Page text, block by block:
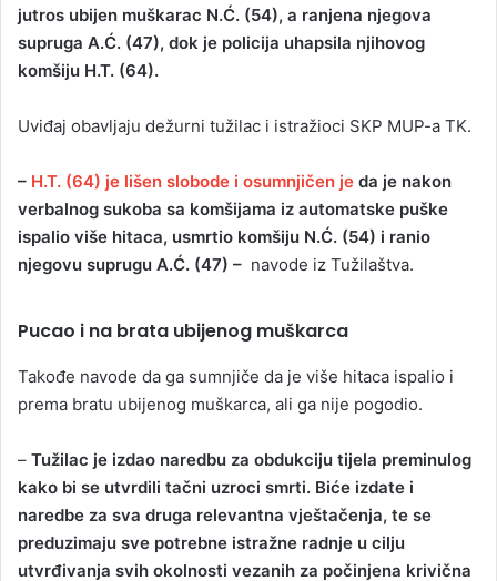
jutros ubijen muškarac N.Ć. (54), a ranjena njegova
supruga A.Ć. (47), dok je policija uhapsila njihovog
komšiju H.T. (64).
Uviđaj obavljaju dežurni tužilac i istražioci SKP MUP-a TK.
– H.T. (64) je lišen slobode i osumnjičen je da je nakon
verbalnog sukoba sa komšijama iz automatske puške
ispalio više hitaca, usmrtio komšiju N.Ć. (54) i ranio
njegovu suprugu A.Ć. (47) – navode iz Tužilaštva.
Pucao i na brata ubijenog muškarca
Takođe navode da ga sumnjiče da je više hitaca ispalio i
prema bratu ubijenog muškarca, ali ga nije pogodio.
– Tužilac je izdao naredbu za obdukciju tijela preminulog
kako bi se utvrdili tačni uzroci smrti. Biće izdate i
naredbe za sva druga relevantna vještačenja, te se
preduzimaju sve potrebne istražne radnje u cilju
utvrđivanja svih okolnosti vezanih za počinjena krivična